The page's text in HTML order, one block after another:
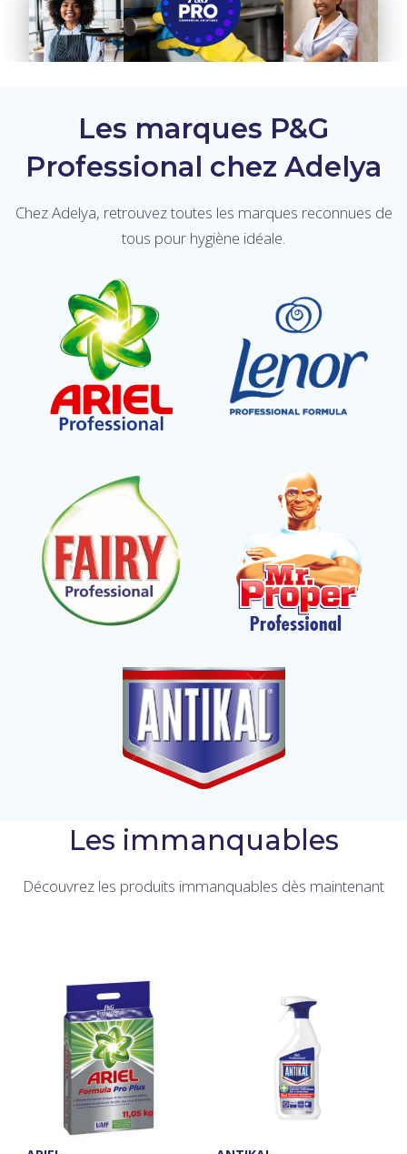
Les marques P&G
Professional chez Adelya
Chez Adelya, retrouvez toutes les marques reconnues de
tous pour hygiène idéale.
Les immanquables
Découvrez les produits immanquables dès maintenant